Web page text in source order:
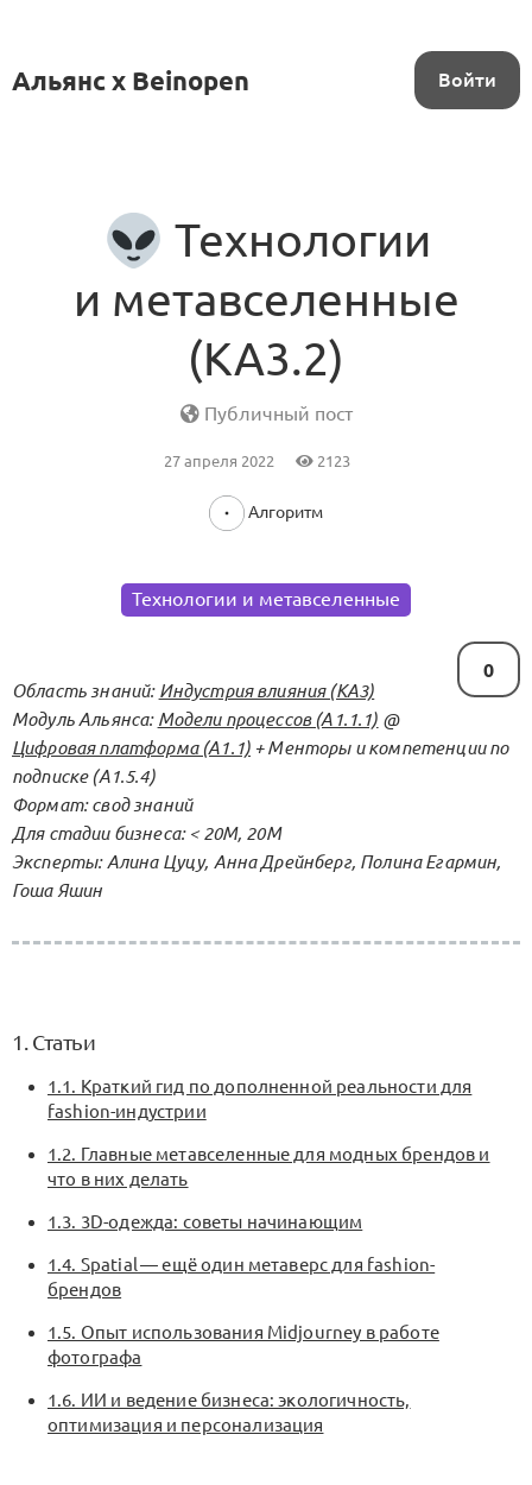
Альянс x Beinopen Войти
Технологии
и метавселенные
(KA3.2)
Публичный пост
27 апреля 2022 2123
Алгоритм
Технологии и метавселенные
0
Область знаний: Индустрия влияния (KA3)
Модуль Альянса: Модели процессов (А1.1.1) @
Цифровая платформа (А1.1) + Менторы и компетенции по
подписке (А1.5.4)
Формат: свод знаний
Для стадии бизнеса: < 20М, 20М
Эксперты: Алина Цуцу, Анна Дрейнберг, Полина Егармин,
Гоша Яшин
1. Статьи
1.1. Краткий гид по дополненной реальности для
fashion-индустрии
1.2. Главные метавселенные для модных брендов и
что в них делать
1.3. 3D-одежда: советы начинающим
1.4. Spatial — ещё один метаверс для fashion-
брендов
1.5. Опыт использования Midjourney в работе
фотографа
1.6. ИИ и ведение бизнеса: экологичность,
оптимизация и персонализация